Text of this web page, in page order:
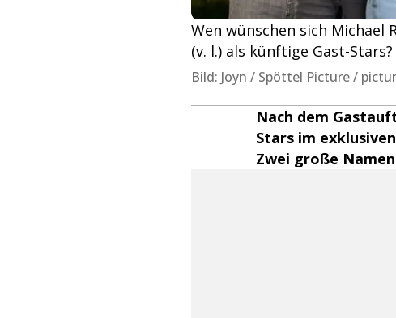
Wen wünschen sich Michael
(v. l.) als künftige Gast-Stars?
Bild: Joyn / Spöttel Picture /
Nach dem
Stars im
Zwei große